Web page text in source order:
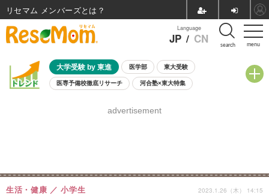
menu
Language
JP / CN search
大学受験 by 東進 医学部 東大受験
医専予備校徹底リサーチ 河合塾×東大特集
8月開催学校説明会・相談会
advertisement
生活・健康 小学生 2023.1.26（木） 14:15
リセマム メンバーズ